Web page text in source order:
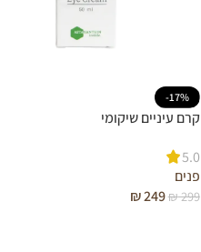
-17%
קרם עיניים שיקומי
5.0
פנים
₪299
₪249